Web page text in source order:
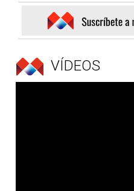
VÍDEOS